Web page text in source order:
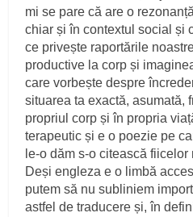
mi se pare că are o
chiar și în contextul social și
ce privește raportările
productive la corp și
care vorbește despre
situarea ta exactă, asumată,
propriul corp și în propria
terapeutic și e o poezie pe
le-o dăm s-o citească
Deși engleza e o limbă
putem să nu subliniem
astfel de traducere și, în